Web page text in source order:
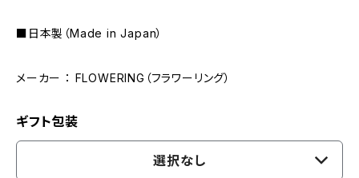
■日本製（Made in Japan）
メーカー ： FLOWERING（フラワーリング）
ギフト包装
選択なし